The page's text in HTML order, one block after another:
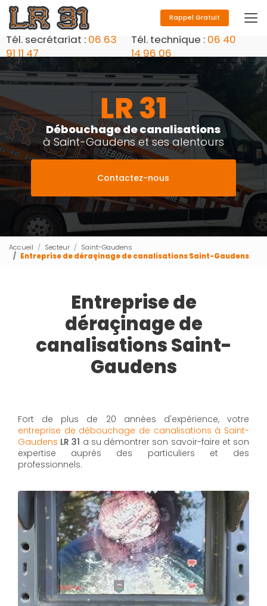
Aller
au
contenu
principal
Tél. secrétariat : 06 63
91 11 47
Tél. technique : 06 40
14 96 06
Rappel Gratuit
Débouchage de canalisations
à Saint-Gaudens et ses alentours
Contactez-nous
Accueil Secteur
Saint-Gaudens
Entreprise de déraçinage de canalisations Saint-Gaudens
Entreprise de
déraçinage de
canalisations Saint-
Gaudens
Fort de plus de 20 années d'expérience, votre
entreprise de débouchage de canalisations à Saint-
Gaudens LR 31 a su démontrer son savoir-faire et son
expertise auprès des particuliers et des
professionnels.